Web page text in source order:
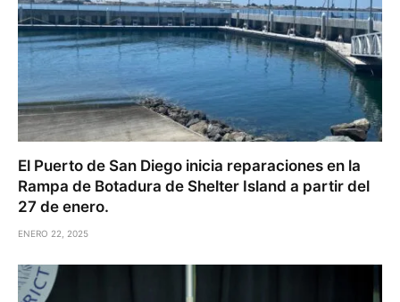
El Puerto de San Diego inicia reparaciones en la
Rampa de Botadura de Shelter Island a partir del
27 de enero.
ENERO 22, 2025